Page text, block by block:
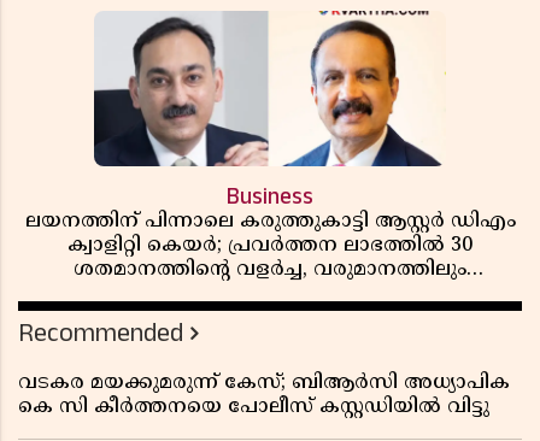
Business
ലയനത്തിന് പിന്നാലെ കരുത്തുകാട്ടി ആസ്റ്റർ ഡിഎം
ക്വാളിറ്റി കെയർ; പ്രവർത്തന ലാഭത്തിൽ 30
ശതമാനത്തിൻ്റെ വളർച്ച, വരുമാനത്തിലും
റിപ്പോർട്ട് പുറത്ത്
Recommended
വടകര മയക്കുമരുന്ന് കേസ്; ബിആർസി അധ്യാപിക
കെ സി കീർത്തനയെ പോലീസ് കസ്റ്റഡിയിൽ വിട്ടു